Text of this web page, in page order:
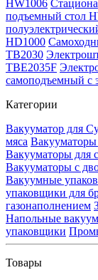
HW1006
подъемный стол
HD1000
TB2030
TBE2035F
самоподъемный с
Категории
Вакууматор для
мяса Вакууматоры
Вакууматоры для
Вакууматоры с
Вакуумные
упаковщики для
газонаполнением
Напольные
упаковщики
Товары